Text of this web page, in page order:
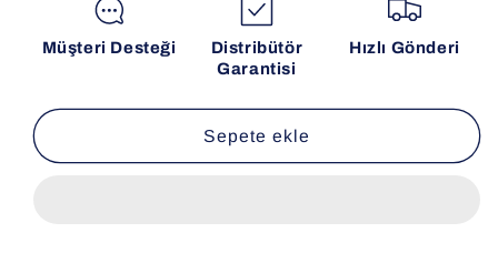
Müşteri Desteği
Distribütör
Garantisi
Hızlı Gönderi
Sepete ekle